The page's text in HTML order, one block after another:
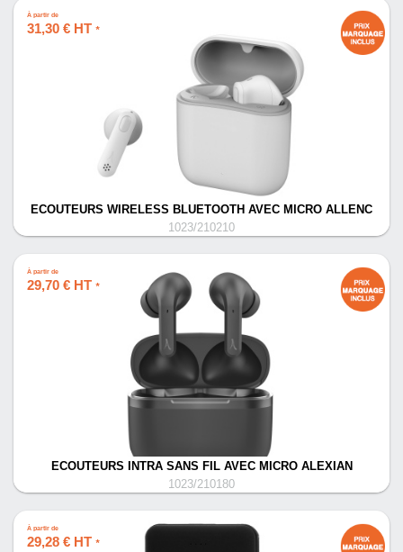
À partir de
31,30 € HT *
ECOUTEURS WIRELESS BLUETOOTH AVEC MICRO ALLENC
1023/210210
À partir de
29,70 € HT *
ECOUTEURS INTRA SANS FIL AVEC MICRO ALEXIAN
1023/210180
À partir de
29,28 € HT *